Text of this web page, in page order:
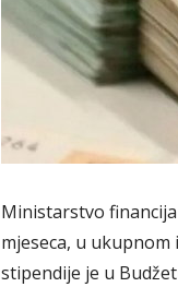
Ministarstvo
mjeseca, u ukupnom
stipendije je u